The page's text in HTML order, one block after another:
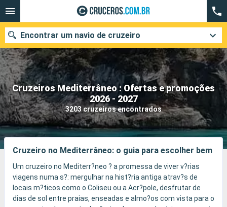
Cruzeiros Mediterrâneo : Ofertas e promoções
2026 - 2027
3203 cruzeiros encontrados
Encontrar um navio de cruzeiro
Quando ir?
Data de partida
Cidades Companhias
Pesquisar
Cruzeiro no Mediterrâneo: o guia para escolher bem
Um cruzeiro no Mediterr?neo ? a promessa de viver v?rias
viagens numa s?: mergulhar na hist?ria antiga atrav?s de
locais m?ticos como o Coliseu ou a Acr?pole, desfrutar de
dias de sol entre praias, enseadas e almo?os com vista para o